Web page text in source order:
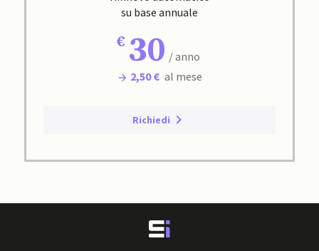
su base annuale
30 / anno
2,50 € al mese
Richiedi